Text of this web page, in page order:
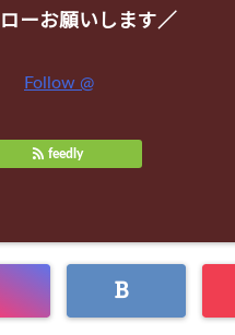
ーお願いします／
Follow @
feedly